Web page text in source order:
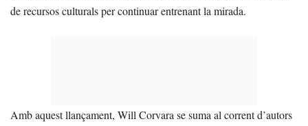
de recursos culturals per continuar entrenant la mirada.
Amb aquest llançament, Will Corvara se suma al corrent d’autors